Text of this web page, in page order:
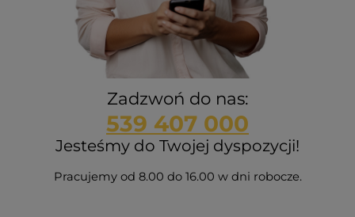
Zadzwoń do nas:
539 407 000
Jesteśmy do Twojej dyspozycji!
Pracujemy od 8.00 do 16.00 w dni robocze.